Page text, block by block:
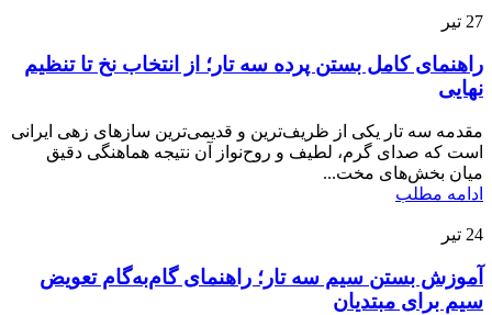
27 تیر
راهنمای کامل بستن پرده سه تار؛ از انتخاب نخ تا تنظیم
نهایی
مقدمه سه تار یکی از ظریف‌ترین و قدیمی‌ترین سازهای زهی ایرانی
است که صدای گرم، لطیف و روح‌نواز آن نتیجه هماهنگی دقیق
میان بخش‌های مخت...
ادامه مطلب
24 تیر
آموزش بستن سیم سه تار؛ راهنمای گام‌به‌گام تعویض
سیم برای مبتدیان